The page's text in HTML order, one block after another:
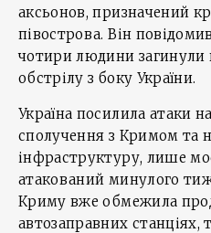
аксьонов, призначений
півострова. Він
чотири людини загинули
обстрілу з боку України.
Україна посилила атаки
сполучення з Кримом та
інфраструктуру, лише
атакований минулого
Криму вже обмежила
автозаправних станціях,